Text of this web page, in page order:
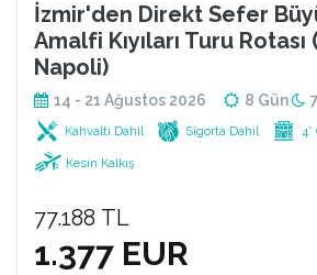
İzmir'den Direkt Sefer
Amalfi Kıyıları Turu
Napoli)
14 - 21 Ağustos 2026 8 Gün
Kahvaltı Dahil Sigorta Dahil 4*
Kesin Kalkış
77.188 TL
1.377 EUR